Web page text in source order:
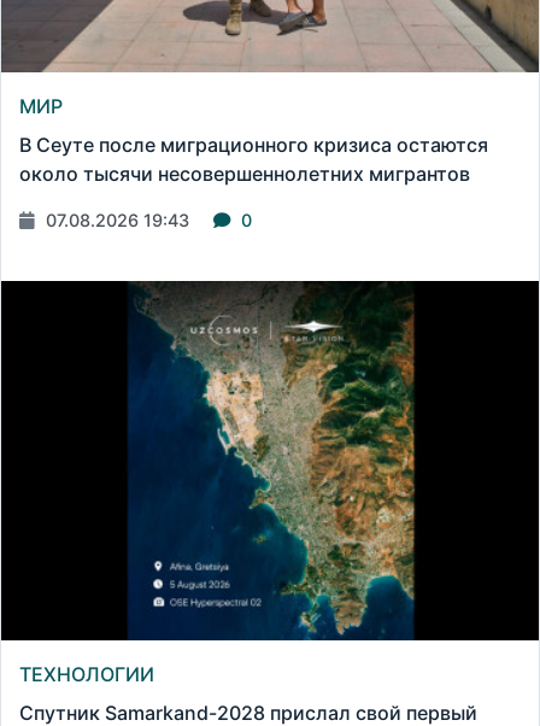
МИР
В Сеуте после миграционного кризиса остаются
около тысячи несовершеннолетних мигрантов
07.08.2026 19:43 0
ТЕХНОЛОГИИ
Спутник Samarkand-2028 прислал свой первый